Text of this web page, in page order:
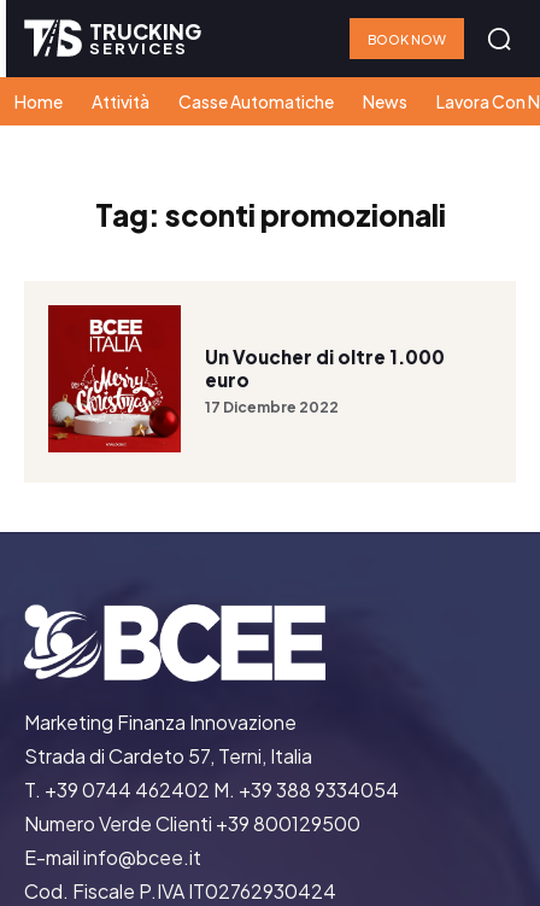
TRUCKING
SERVICES BOOK NOW
Home Attività Casse Automatiche News Lavora Con
Tag: sconti promozionali
Un Voucher di oltre 1.000
euro
17 Dicembre 2022
Marketing Finanza Innovazione
Strada di Cardeto 57, Terni, Italia
T. +39 0744 462402 M. +39 388 9334054
Numero Verde Clienti +39 800129500
E-mail info@bcee.it
Cod. Fiscale P.IVA IT02762930424